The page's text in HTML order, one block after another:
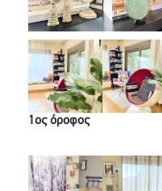
1ος όροφος